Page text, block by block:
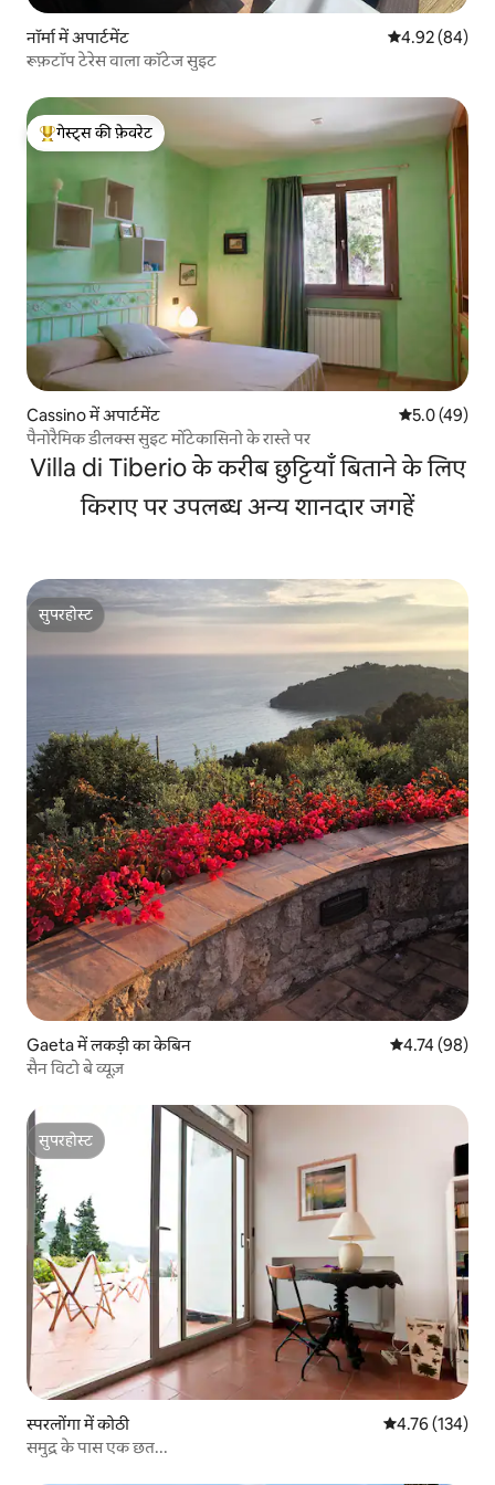
नॉर्मा में अपार्टमेंट औसत रेटिंग 5 में
4.92 (84)
रूफ़टॉप टेरेस वाला कॉटेज सुइट
गेस्ट्स का टॉप फ़ेवरेट
गेस्ट्स की फ़ेवरेट
Cassino में अपार्टमेंट औसत रेटिंग 5
5.0 (49)
पैनोरैमिक डीलक्स सुइट मोंटेकासिनो के रास्ते पर
Villa di Tiberio के करीब छुट्टियाँ बिताने के लिए
किराए पर उपलब्ध अन्य शानदार जगहें
सुपरहोस्ट
सुपरहोस्ट
Gaeta में लकड़ी का केबिन औसत रेटिंग 5 में
4.74 (98)
सैन विटो बे व्यूज़
सुपरहोस्ट
सुपरहोस्ट
स्परलोंगा में कोठी औसत रेटिंग 5 में से
4.76 (134)
समुद्र के पास एक छत...